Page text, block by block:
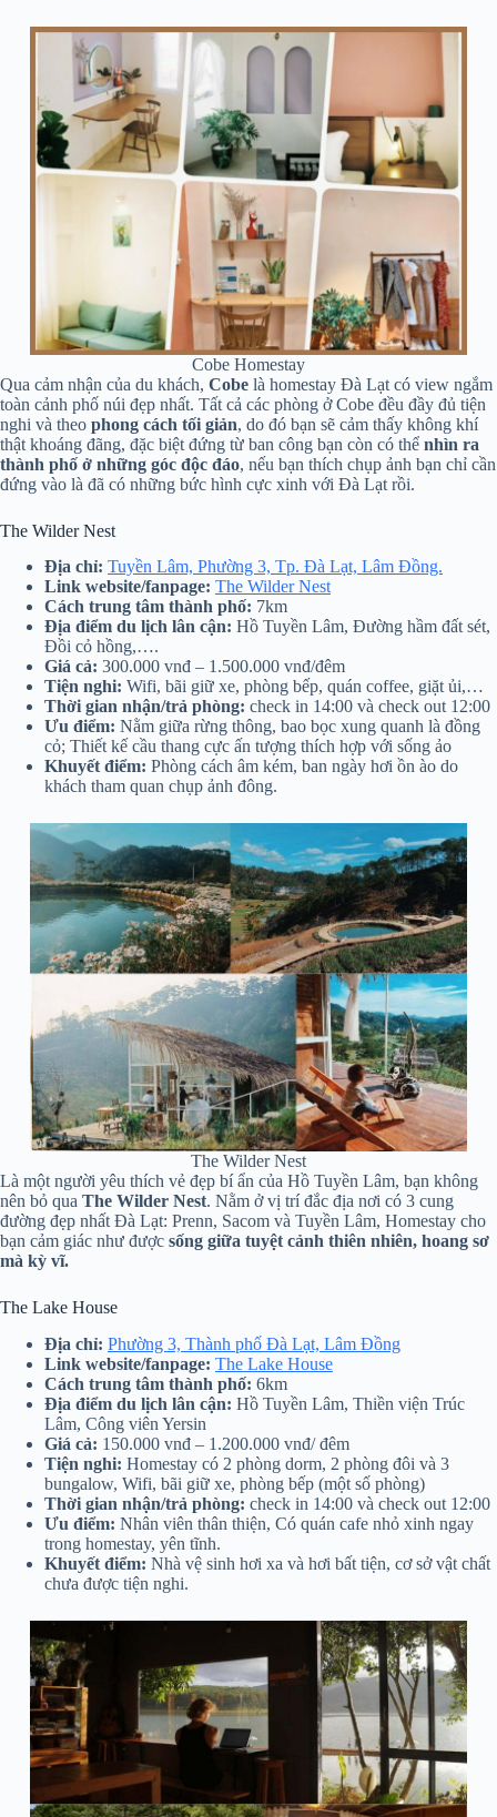
Cobe Homestay
Qua cảm nhận của du khách, Cobe là homestay Đà Lạt có view ngắm
toàn cảnh phố núi đẹp nhất. Tất cả các phòng ở Cobe đều đầy đủ tiện
nghi và theo phong cách tối giản, do đó bạn sẽ cảm thấy không khí
thật khoáng đãng, đặc biệt đứng từ ban công bạn còn có thể nhìn ra
thành phố ở những góc độc đáo, nếu bạn thích chụp ảnh bạn chỉ cần
đứng vào là đã có những bức hình cực xinh với Đà Lạt rồi.
The Wilder Nest
Địa chỉ: Tuyền Lâm, Phường 3, Tp. Đà Lạt, Lâm Đồng.
Link website/fanpage: The Wilder Nest
Cách trung tâm thành phố: 7km
Địa điểm du lịch lân cận: Hồ Tuyền Lâm, Đường hầm đất sét,
Đồi cỏ hồng,….
Giá cả: 300.000 vnđ – 1.500.000 vnđ/đêm
Tiện nghi: Wifi, bãi giữ xe, phòng bếp, quán coffee, giặt ủi,…
Thời gian nhận/trả phòng: check in 14:00 và check out 12:00
Ưu điểm: Nằm giữa rừng thông, bao bọc xung quanh là đồng
cỏ; Thiết kế cầu thang cực ấn tượng thích hợp với sống ảo
Khuyết điểm: Phòng cách âm kém, ban ngày hơi ồn ào do
khách tham quan chụp ảnh đông.
The Wilder Nest
Là một người yêu thích vẻ đẹp bí ẩn của Hồ Tuyền Lâm, bạn không
nên bỏ qua The Wilder Nest. Nằm ở vị trí đắc địa nơi có 3 cung
đường đẹp nhất Đà Lạt: Prenn, Sacom và Tuyền Lâm, Homestay cho
bạn cảm giác như được sống giữa tuyệt cảnh thiên nhiên, hoang sơ
mà kỳ vĩ.
The Lake House
Địa chỉ: Phường 3, Thành phố Đà Lạt, Lâm Đồng
Link website/fanpage: The Lake House
Cách trung tâm thành phố: 6km
Địa điểm du lịch lân cận: Hồ Tuyền Lâm, Thiền viện Trúc
Lâm, Công viên Yersin
Giá cả: 150.000 vnđ – 1.200.000 vnđ/ đêm
Tiện nghi: Homestay có 2 phòng dorm, 2 phòng đôi và 3
bungalow, Wifi, bãi giữ xe, phòng bếp (một số phòng)
Thời gian nhận/trả phòng: check in 14:00 và check out 12:00
Ưu điểm: Nhân viên thân thiện, Có quán cafe nhỏ xinh ngay
trong homestay, yên tĩnh.
Khuyết điểm: Nhà vệ sinh hơi xa và hơi bất tiện, cơ sở vật chất
chưa được tiện nghi.